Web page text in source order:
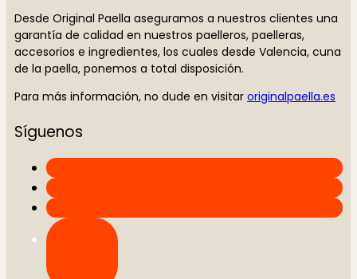
Desde Original Paella aseguramos a nuestros clientes una
garantía de calidad en nuestros paelleros, paelleras,
accesorios e ingredientes, los cuales desde Valencia, cuna
de la paella, ponemos a total disposición.
Para más información, no dude en visitar originalpaella.es
Síguenos